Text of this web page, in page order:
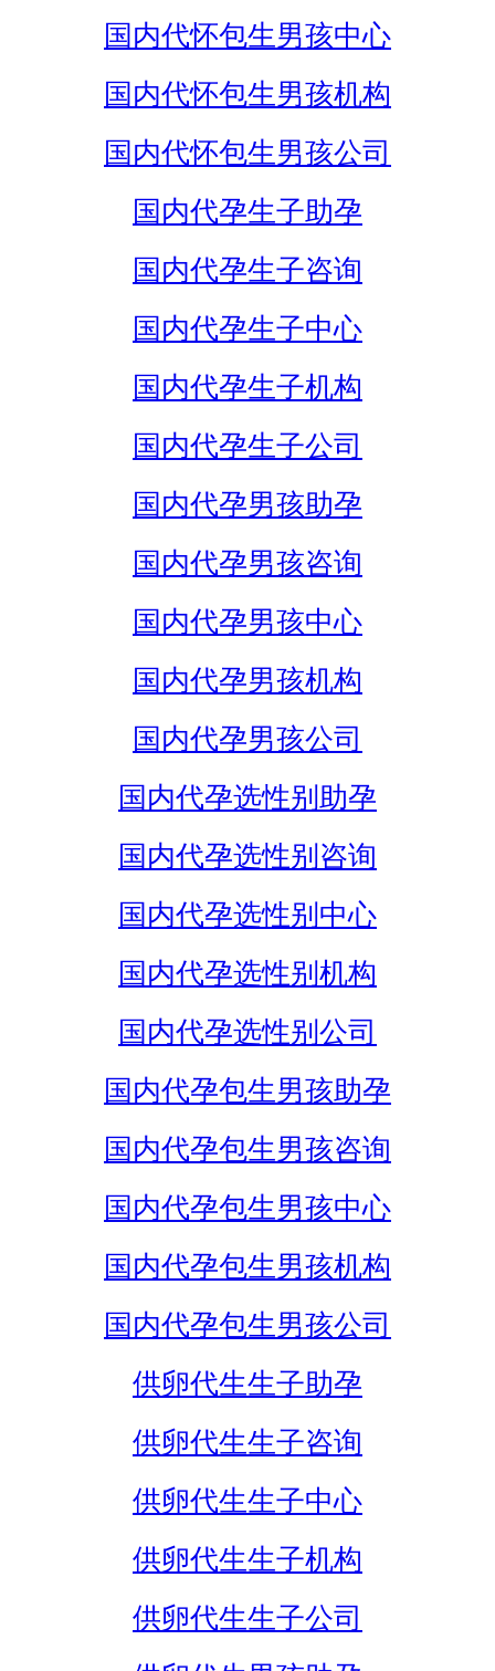
国内代怀包生男孩中心
国内代怀包生男孩机构
国内代怀包生男孩公司
国内代孕生子助孕
国内代孕生子咨询
国内代孕生子中心
国内代孕生子机构
国内代孕生子公司
国内代孕男孩助孕
国内代孕男孩咨询
国内代孕男孩中心
国内代孕男孩机构
国内代孕男孩公司
国内代孕选性别助孕
国内代孕选性别咨询
国内代孕选性别中心
国内代孕选性别机构
国内代孕选性别公司
国内代孕包生男孩助孕
国内代孕包生男孩咨询
国内代孕包生男孩中心
国内代孕包生男孩机构
国内代孕包生男孩公司
供卵代生生子助孕
供卵代生生子咨询
供卵代生生子中心
供卵代生生子机构
供卵代生生子公司